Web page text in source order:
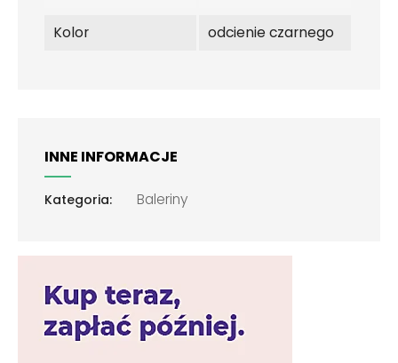
Kolor odcienie czarnego
INNE INFORMACJE
Kategoria: Baleriny